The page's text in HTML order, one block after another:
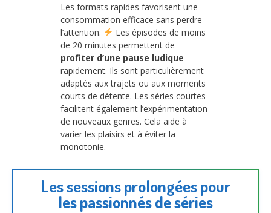
Les formats rapides favorisent une
consommation efficace sans perdre
l’attention.
Les épisodes de moins
de 20 minutes permettent de
profiter d’une pause ludique
rapidement. Ils sont particulièrement
adaptés aux trajets ou aux moments
courts de détente. Les séries courtes
facilitent également l’expérimentation
de nouveaux genres. Cela aide à
varier les plaisirs et à éviter la
monotonie.
Les sessions prolongées pour
les passionnés de séries